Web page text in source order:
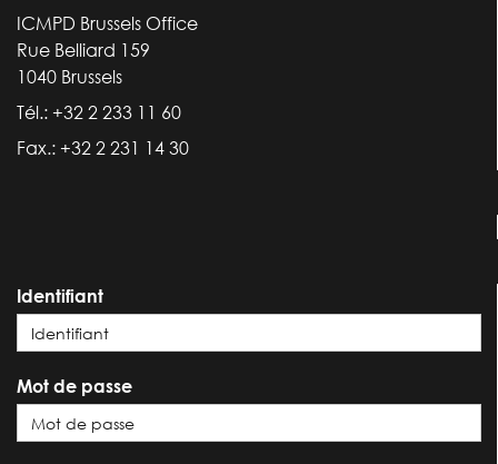
ICMPD Brussels Office
Rue Belliard 159
1040 Brussels
Tél.: +32 2 233 11 60
Fax.: +32 2 231 14 30
Identifiant
Mot de passe